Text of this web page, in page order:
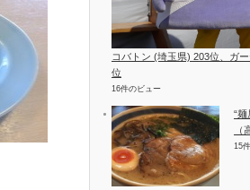
コバトン (埼玉県) 203位、ガ
位
16件のビュー
“麺
（
15